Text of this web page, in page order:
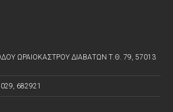
ΩΡΑΙΟΚΑΣΤΡΟΥ ΔΙΑΒΑΤΩΝ Τ.Θ. 79, 57013
682921